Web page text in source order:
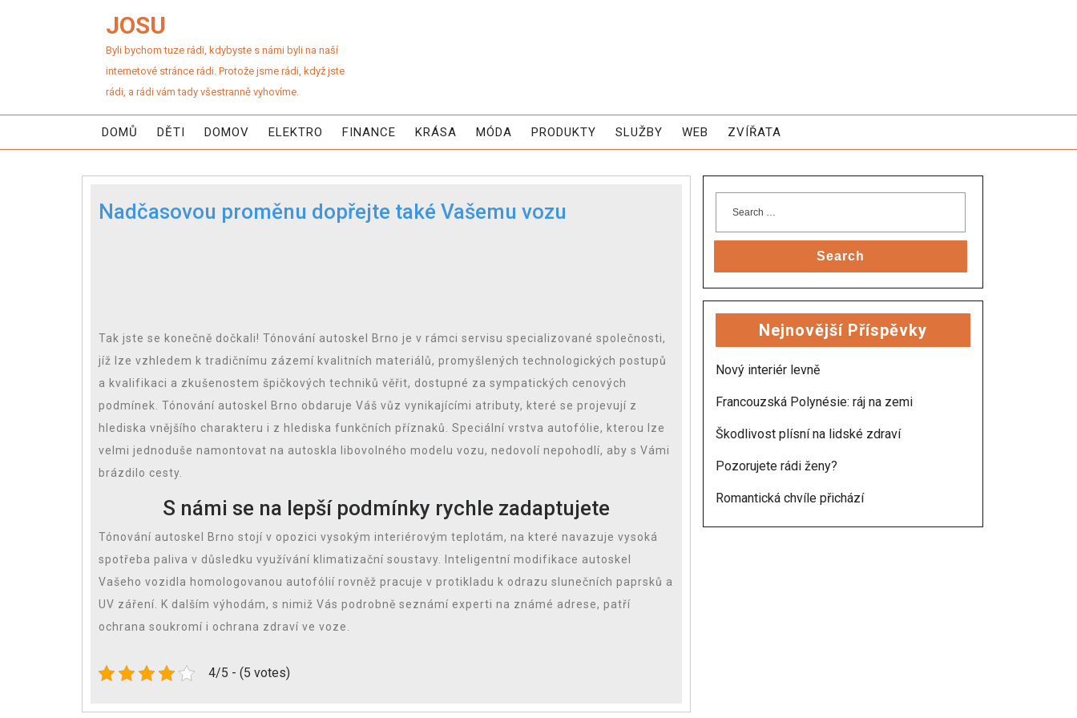
JOSU
Byli bychom tuze rádi, kdybyste s námi byli na naší
internetové stránce rádi. Protože jsme rádi, když jste
rádi, a rádi vám tady všestranně vyhovíme.
DOMŮ DĚTI DOMOV ELEKTRO FINANCE KRÁSA MÓDA PRODUKTY SLUŽBY WEB ZVÍŘATA
Nadčasovou proměnu dopřejte také Vašemu vozu
Tak jste se konečně dočkali! Tónování autoskel Brno je v rámci servisu specializované společnosti,
jíž lze vzhledem k tradičnímu zázemí kvalitních materiálů, promyšlených technologických postupů
a kvalifikaci a zkušenostem špičkových techniků věřit, dostupné za sympatických cenových
podmínek. Tónování autoskel Brno obdaruje Váš vůz vynikajícími atributy, které se projevují z
hlediska vnějšího charakteru i z hlediska funkčních příznaků. Speciální vrstva autofólie, kterou lze
velmi jednoduše namontovat na autoskla libovolného modelu vozu, nedovolí nepohodlí, aby s Vámi
brázdilo cesty.
S námi se na lepší podmínky rychle zadaptujete
Tónování autoskel Brno stojí v opozici vysokým interiérovým teplotám, na které navazuje vysoká
spotřeba paliva v důsledku využívání klimatizační soustavy. Inteligentní modifikace autoskel
Vašeho vozidla homologovanou autofólií rovněž pracuje v protikladu k odrazu slunečních paprsků a
UV záření. K dalším výhodám, s nimiž Vás podrobně seznámí experti na známé adrese, patří
ochrana soukromí i ochrana zdraví ve voze.
4/5 - (5 votes)
Search
Nejnovější Příspěvky
Nový interiér levně
Francouzská Polynésie: ráj na zemi
Škodlivost plísní na lidské zdraví
Pozorujete rádi ženy?
Romantická chvíle přichází